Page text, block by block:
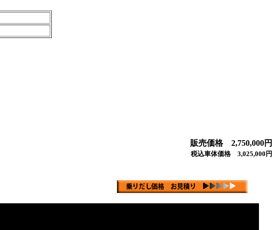
販売価格 2,750,000円
税込車体価格 3,025,000円